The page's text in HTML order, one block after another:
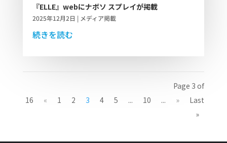
『ELLE』webにナボソ スプレイが掲載
2025年12月2日 | メディア掲載
続きを読む
Page 3 of
16
« 1 2 3 4 5 ... 10 ... »
Last
»